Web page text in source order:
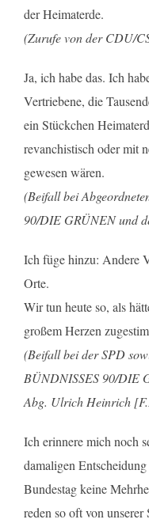
der Heimaterde.
(Zurufe von der CDU/
Ja, ich habe das. Ich
Vertriebene, die
ein Stückchen
revanchistisch oder mit
gewesen wären.
(Beifall bei
90/DIE GRÜNEN und
Ich füge hinzu: Andere
Orte.
Wir tun heute so, als
großem Herzen
(Beifall bei der SPD
BÜNDNISSES 90/DIE
Abg. Ulrich Heinrich
Ich erinnere mich noch
damaligen
Bundestag keine
reden so oft von